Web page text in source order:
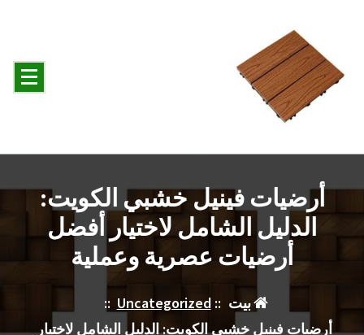
أرضيات فينيل خشبي الكويت:
الدليل الشامل لاختيار أفضل
أرضيات عصرية وعملية
بيت ::
Uncategorized
::
أرضيات فينيل خشبي الكويت: الدليل الشامل لاختيار